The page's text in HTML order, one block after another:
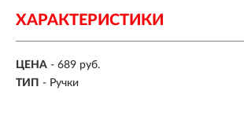
ХАРАКТЕРИСТИКИ
ЦЕНА - 689 руб.
ТИП - Ручки